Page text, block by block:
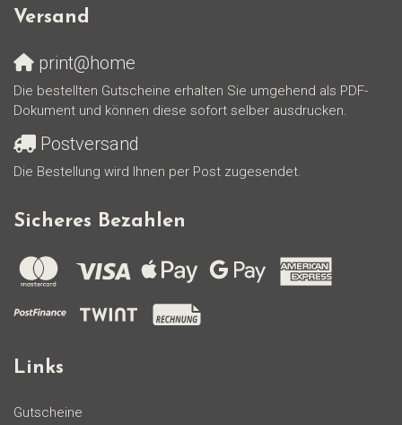
Versand
print@home
Die bestellten Gutscheine erhalten Sie umgehend als PDF-
Dokument und können diese sofort selber ausdrucken.
Postversand
Die Bestellung wird Ihnen per Post zugesendet.
Sicheres Bezahlen
Links
Gutscheine